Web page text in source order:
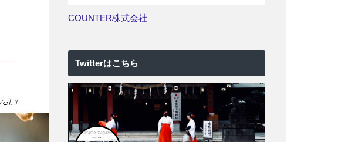
COUNTER株式会社
Twitterはこちら